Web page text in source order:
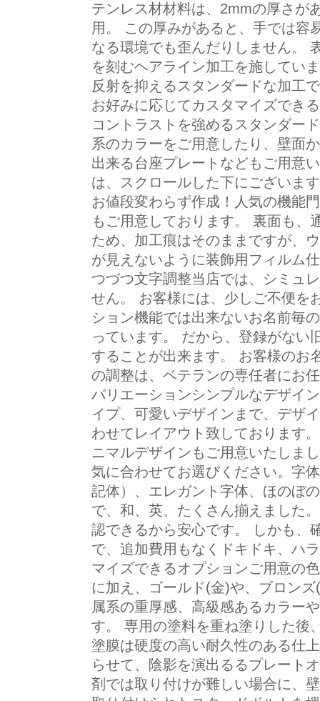
テンレス材材料は、2mmの厚さが
用。 この厚みがあると、手では容
なる環境でも歪んだりしません。
を刻むヘアライン加工を施してい
反射を抑えるスタンダードな加工
お好みに応じてカスタマイズでき
コントラストを強めるスタンダー
系のカラーをご用意したり、壁面
出来る台座プレートなどもご用意
は、スクロールした下にございま
お値段変わらず作成！人気の機能
もご用意しております。 裏面も、
ため、加工痕はそのままですが、
が見えないように装飾用フィルム
つづつ文字調整当店では、シミュ
せん。 お客様には、少しご不便を
ション機能では出来ないお名前毎
っています。 だから、登録がない
することが出来ます。 お客様のお
の調整は、ベテランの専任者にお
バリエーションシンプルなデザイ
イプ、可愛いデザインまで、デザ
わせてレイアウト致しております
ニマルデザインもご用意いたしま
気に合わせてお選びください。字
記体）、エレガント字体、ほのぼ
で、和、英、たくさん揃えました
認できるから安心です。 しかも、
で、追加費用もなくドキドキ、ハ
マイズできるオプションご用意の
に加え、ゴールド(金)や、ブロン
属系の重厚感、高級感あるカラー
す。 専用の塗料を重ね塗りした後
塗膜は硬度の高い耐久性のある仕
らせて、陰影を演出るるプレート
剤では取り付けが難しい場合に、